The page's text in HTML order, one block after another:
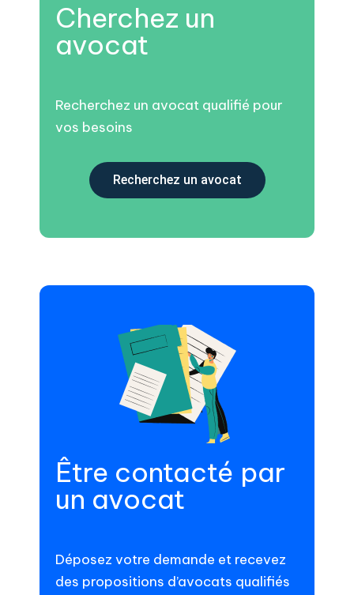
Cherchez un
avocat
Recherchez un avocat qualifié pour
vos besoins
Recherchez un avocat
Être contacté par
un avocat
Déposez votre demande et recevez
des propositions d’avocats qualifiés